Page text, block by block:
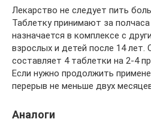
Лекарство не следует пить
Таблетку принимают за
назначается в комплексе с
взрослых и детей после 14 лет.
составляет 4 таблетки на 2-4
Если нужно продолжить
перерыв не меньше двух
Аналоги